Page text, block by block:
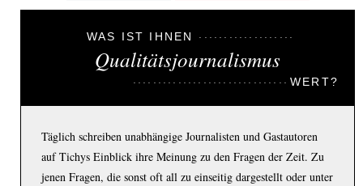
WAS IST IHNEN
Qualitätsjournalismus
WERT?
Täglich schreiben unabhängige Journalisten und Gastautoren
auf Tichys Einblick ihre Meinung zu den Fragen der Zeit. Zu
jenen Fragen, die sonst oft all zu einseitig dargestellt oder unter